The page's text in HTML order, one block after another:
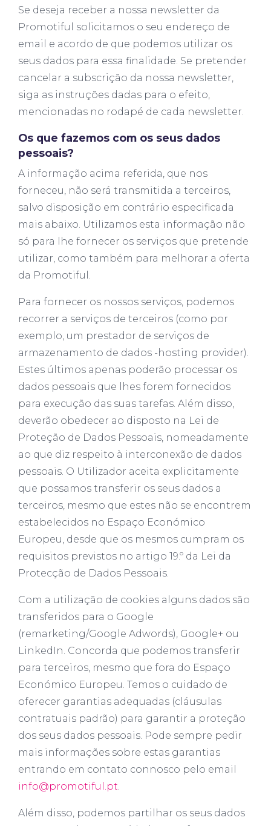
Se deseja receber a nossa newsletter da
Promotiful solicitamos o seu endereço de
email e acordo de que podemos utilizar os
seus dados para essa finalidade. Se pretender
cancelar a subscrição da nossa newsletter,
siga as instruções dadas para o efeito,
mencionadas no rodapé de cada newsletter.
Os que fazemos com os seus dados
pessoais?
A informação acima referida, que nos
forneceu, não será transmitida a terceiros,
salvo disposição em contrário especificada
mais abaixo. Utilizamos esta informação não
só para lhe fornecer os serviços que pretende
utilizar, como também para melhorar a oferta
da Promotiful.
Para fornecer os nossos serviços, podemos
recorrer a serviços de terceiros (como por
exemplo, um prestador de serviços de
armazenamento de dados -hosting provider).
Estes últimos apenas poderão processar os
dados pessoais que lhes forem fornecidos
para execução das suas tarefas. Além disso,
deverão obedecer ao disposto na Lei de
Proteção de Dados Pessoais, nomeadamente
ao que diz respeito à interconexão de dados
pessoais. O Utilizador aceita explicitamente
que possamos transferir os seus dados a
terceiros, mesmo que estes não se encontrem
estabelecidos no Espaço Económico
Europeu, desde que os mesmos cumpram os
requisitos previstos no artigo 19.º da Lei da
Protecção de Dados Pessoais.
Com a utilização de cookies alguns dados são
transferidos para o Google
(remarketing/Google Adwords), Google+ ou
LinkedIn. Concorda que podemos transferir
para terceiros, mesmo que fora do Espaço
Económico Europeu. Temos o cuidado de
oferecer garantias adequadas (cláusulas
contratuais padrão) para garantir a proteção
dos seus dados pessoais. Pode sempre pedir
mais informações sobre estas garantias
entrando em contato connosco pelo email
info@promotiful.pt.
Além disso, podemos partilhar os seus dados